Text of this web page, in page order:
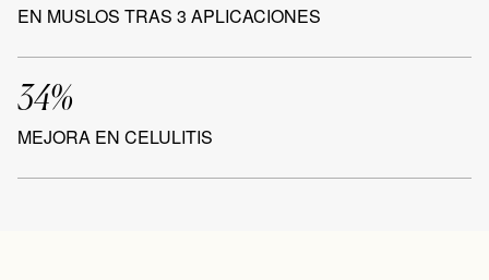
EN MUSLOS TRAS 3 APLICACIONES
34%
MEJORA EN CELULITIS